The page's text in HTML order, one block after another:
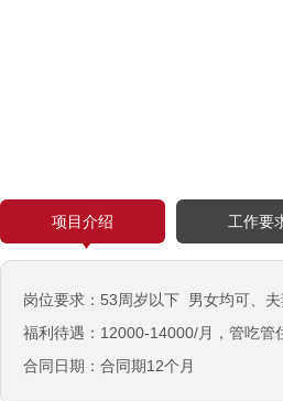
项目介绍 工作要
岗位要求：53周岁以下 男女均可、
福利待遇：12000-14000/月，管吃管
合同日期：合同期12个月
日本-电
新西兰